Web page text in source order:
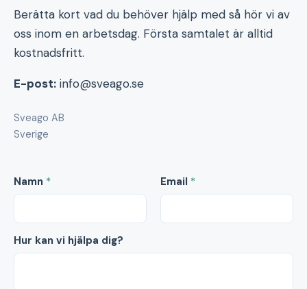
Berätta kort vad du behöver hjälp med så hör vi av
oss inom en arbetsdag. Första samtalet är alltid
kostnadsfritt.
E-post: info@sveago.se
Sveago AB
Sverige
Namn * Email *
Hur kan vi hjälpa dig?